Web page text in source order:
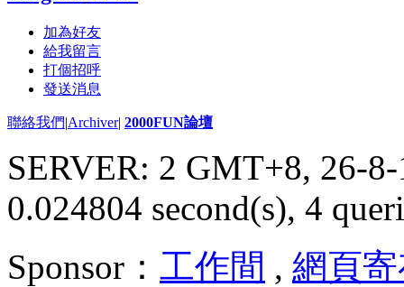
加為好友
給我留言
打個招呼
發送消息
聯絡我們|Archiver| 2000FUN論壇
SERVER: 2 GMT+8, 26-
0.024804 second(s), 4
Sponsor： 工作間 , 網頁